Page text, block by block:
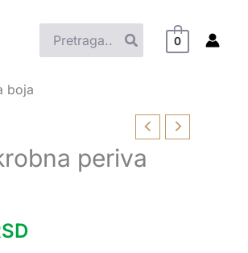
Search
for:
0
boja
periva
cena:
7.020,00 RSD